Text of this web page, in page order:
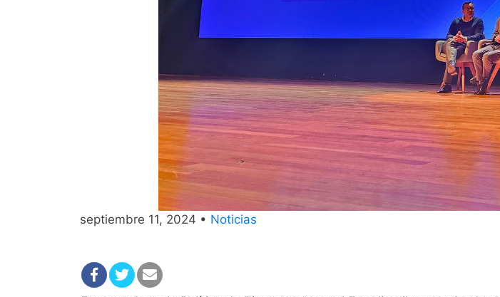
septiembre 11, 2024 • Noticias